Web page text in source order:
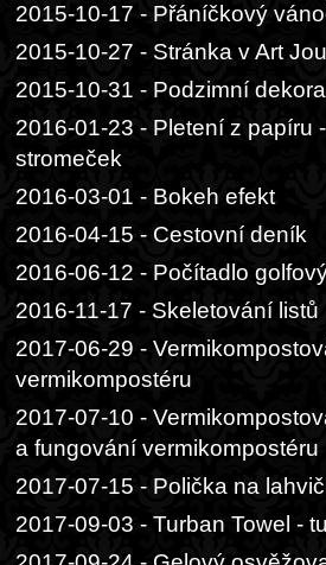
2015-10-17 - Přáníčkový
2015-10-27 - Stránka v Art
2015-10-31 - Podzimní
2016-01-23 - Pletení z papíru
stromeček
2016-03-01 - Bokeh efekt
2016-04-15 - Cestovní deník
2016-06-12 - Počítadlo
2016-11-17 - Skeletování listů
2017-06-29 -
vermikompostéru
2017-07-10 -
a fungování vermikompostéru
2017-07-15 - Polička na
2017-09-03 - Turban Towel -